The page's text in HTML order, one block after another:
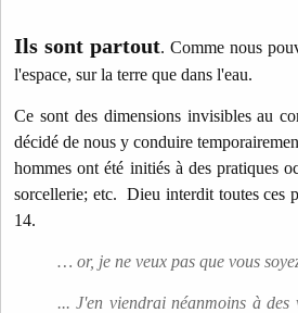
Ils sont partout. Comme nous
l'espace, sur la terre que dans l'eau.
Ce sont des dimensions invisibles au
décidé de nous y conduire
hommes ont été initiés à des pratiques
sorcellerie; etc. Dieu interdit toutes ces
14.
… or, je ne veux pas que vous
... J'en viendrai néanmoins à des